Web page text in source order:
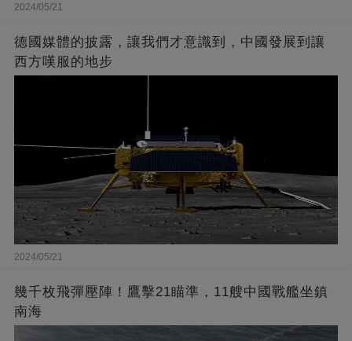
2024/05/21
德國媒體的披露，讓我們才意識到，中國發展到讓
西方嘆服的地步
2024/05/21
幾千枚飛彈壓陣！鷹擊21瞄準，11艘中國戰艦坐鎮
南海